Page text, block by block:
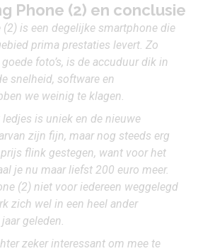
Phone (2) en conclusie
(2) is een degelijke smartphone die
prima prestaties levert. Zo
foto’s, is de accuduur dik in
snelheid, software en
we weinig te klagen.
is uniek en de nieuwe
zijn fijn, maar nog steeds erg
flink gestegen, want voor het
je nu maar liefst 200 euro meer.
(2) niet voor iedereen weggelegd
zich wel in een heel ander
geleden.
zeker interessant om mee te